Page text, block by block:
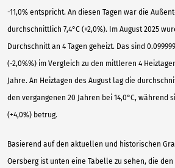
-11,0% entspricht. An diesen Tagen war die
durchschnittlich 7,4°C (+2,0%). Im August 2025
Durchschnitt an 4 Tagen geheizt. Das sind
(-2,0%%) im Vergleich zu den mittleren 4
Jahre. An Heiztagen des August lag die
den vergangenen 20 Jahren bei 14,0°C, während
(+4,0%) betrug.
Basierend auf den aktuellen und historischen
Oersberg ist unten eine Tabelle zu sehen, die